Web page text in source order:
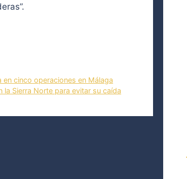
”.
cinco operaciones en Málaga
Sierra Norte para evitar su caída